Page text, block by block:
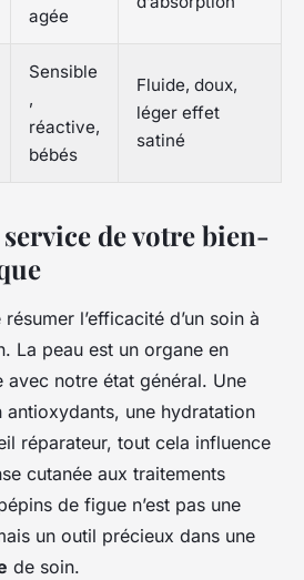
agée
Sensible
,
réactive,
bébés
Fluide, doux,
léger effet
satiné
de votre bien-
l’efficacité d’un soin à
La peau est un organe en
avec notre état général. Une
antioxydants, une hydratation
réparateur, tout cela influence
cutanée aux traitements
de figue n’est pas une
un outil précieux dans une
de soin.